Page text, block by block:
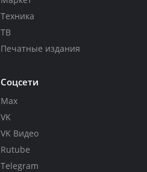
Техника
ТВ
Печатные издания
Соцсети
Max
VK
VK Видео
Rutube
Telegram